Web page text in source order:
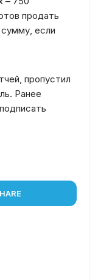
продать
если
пропустил
Ранее